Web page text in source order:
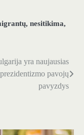
, nesitikima,
yra naujausias
prezidentizmo pavojų
pavyzdys